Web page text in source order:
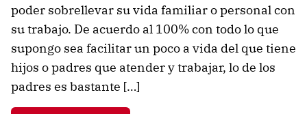
poder sobrellevar su vida familiar o personal con
su trabajo. De acuerdo al 100% con todo lo que
supongo sea facilitar un poco a vida del que tiene
hijos o padres que atender y trabajar, lo de los
padres es bastante […]